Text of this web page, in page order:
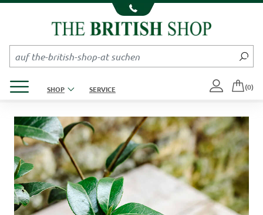
Kompletten Head der Seite überspringen
SHOP SERVICE (0)